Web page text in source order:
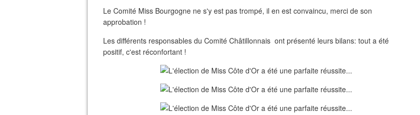
Le Comité Miss Bourgogne ne s'y est pas trompé, il en est convaincu, merci de son
approbation !
Les différents responsables du Comité Châtillonnais ont présenté leurs bilans: tout a été
positif, c'est réconfortant !